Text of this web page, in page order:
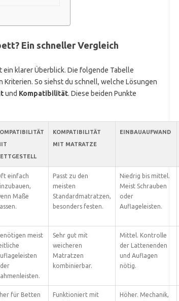
Ein schneller Vergleich
klarer Überblick. Die folgende Tabelle
So siehst du schnell, welche Lösungen
und Kompatibilität. Diese beiden Punkte
KOMPATIBILITÄT
MIT MATRATZE
EINBAUAUFWAND
einfach
Maße
Passt zu den
meisten
Standardmatratzen,
besonders festen.
Niedrig bis mittel.
Meist Schrauben
oder
Auflageleisten.
meist
Sehr gut mit
weicheren
Matratzen
kombinierbar.
Mittel. Kontrolle
der Lattenenden
und Auflagen
nötig.
für Betten
Funktioniert mit
Höher. Mechanik,